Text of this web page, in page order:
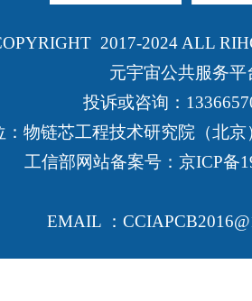
2017-2024 ALL
元宇宙公共服务平
投诉或咨询：
：物链芯工程技术研究院（北
工信部网站备案号： 京ICP备
EMAIL ：